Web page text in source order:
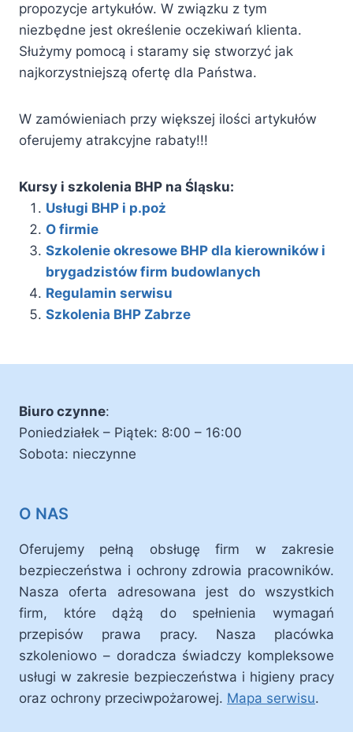
propozycje artykułów. W związku z tym
niezbędne jest określenie oczekiwań klienta.
Służymy pomocą i staramy się stworzyć jak
najkorzystniejszą ofertę dla Państwa.
W zamówieniach przy większej ilości artykułów
oferujemy atrakcyjne rabaty!!!
Kursy i szkolenia BHP na Śląsku:
Usługi BHP i p.poż
O firmie
Szkolenie okresowe BHP dla kierowników i
brygadzistów firm budowlanych
Regulamin serwisu
Szkolenia BHP Zabrze
Biuro czynne:
Poniedziałek – Piątek: 8:00 – 16:00
Sobota: nieczynne
O NAS
Oferujemy pełną obsługę firm w zakresie
bezpieczeństwa i ochrony zdrowia pracowników.
Nasza oferta adresowana jest do wszystkich
firm, które dążą do spełnienia wymagań
przepisów prawa pracy. Nasza placówka
szkoleniowo – doradcza świadczy kompleksowe
usługi w zakresie bezpieczeństwa i higieny pracy
oraz ochrony przeciwpożarowej. Mapa serwisu.